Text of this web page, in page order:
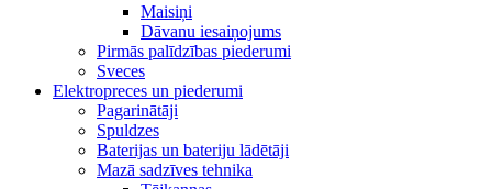
Maisiņi
Dāvanu iesaiņojums
Pirmās palīdzības piederumi
Sveces
Elektropreces un piederumi
Pagarinātāji
Spuldzes
Baterijas un bateriju lādētāji
Mazā sadzīves tehnika